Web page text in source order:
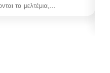
τα μελτέμια,...